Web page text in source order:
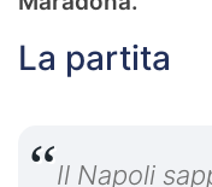
La partita
Il Napoli